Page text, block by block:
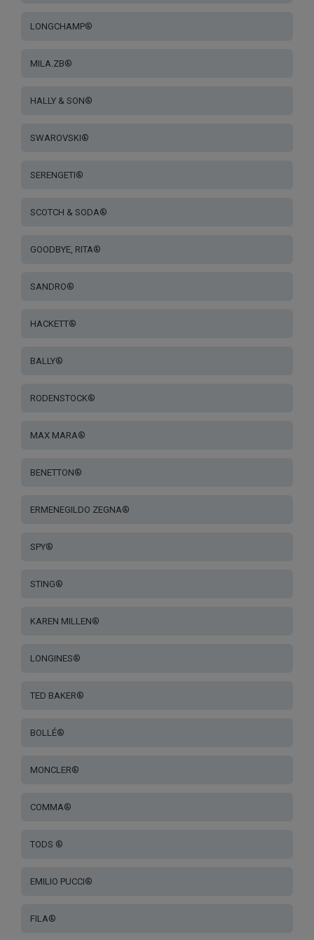
LONGCHAMP®
MILA.ZB®
HALLY & SON®
SWAROVSKI®
SERENGETI®
SCOTCH & SODA®
GOODBYE, RITA®
SANDRO®
HACKETT®
BALLY®
RODENSTOCK®
MAX MARA®
BENETTON®
ERMENEGILDO ZEGNA®
SPY®
STING®
KAREN MILLEN®
LONGINES®
TED BAKER®
BOLLÉ®
MONCLER®
COMMA®
TODS ®
EMILIO PUCCI®
FILA®